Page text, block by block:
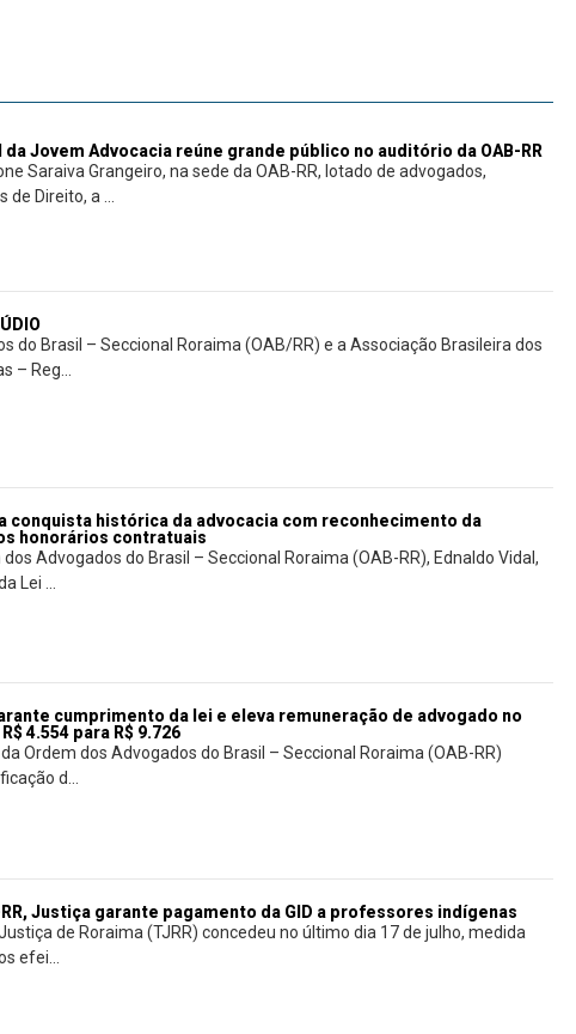
Jovem Advocacia reúne grande público no auditório da OAB-RR
Saraiva Grangeiro, na sede da OAB-RR, lotado de advogados,
de Direito, a ...
do Brasil – Seccional Roraima (OAB/RR) e a Associação Brasileira dos
– Reg...
conquista histórica da advocacia com reconhecimento da
honorários contratuais
Advogados do Brasil – Seccional Roraima (OAB-RR), Ednaldo Vidal,
Lei ...
cumprimento da lei e eleva remuneração de advogado no
4.554 para R$ 9.726
Ordem dos Advogados do Brasil – Seccional Roraima (OAB-RR)
d...
Justiça garante pagamento da GID a professores indígenas
de Roraima (TJRR) concedeu no último dia 17 de julho, medida
efei...